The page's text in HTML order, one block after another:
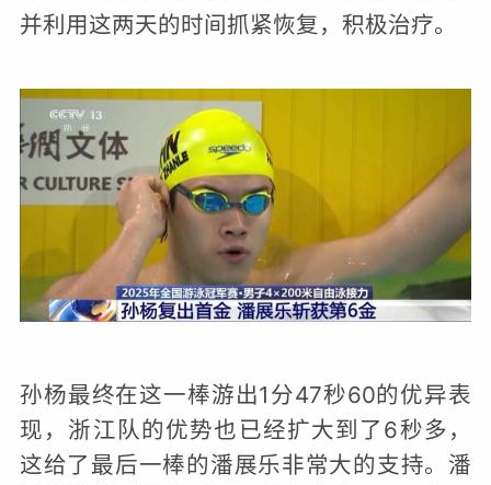
并利用这两天的时间抓紧恢复，积极治疗。
孙杨最终在这一棒游出1分47秒60的优异表
现，浙江队的优势也已经扩大到了6秒多，
这给了最后一棒的潘展乐非常大的支持。潘